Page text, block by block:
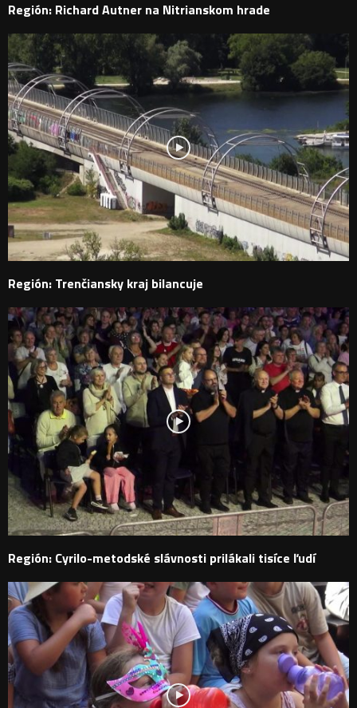
Región: Richard Autner na Nitrianskom hrade
Región: Trenčiansky kraj bilancuje
Región: Cyrilo-metodské slávnosti prilákali tisíce ľudí